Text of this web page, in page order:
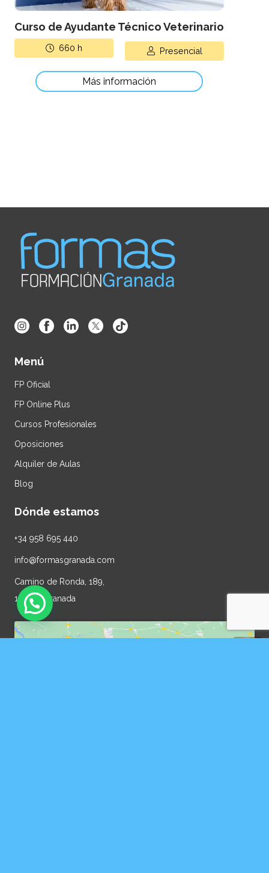
Curso de Ayudante Técnico Veterinario
660 h Presencial
Más información
Menú
FP Oficial
FP Online Plus
Cursos Profesionales
Oposiciones
Alquiler de Aulas
Blog
Dónde estamos
+34 958 695 440
info@formasgranada.com
Camino de Ronda, 189,
18003, Granada